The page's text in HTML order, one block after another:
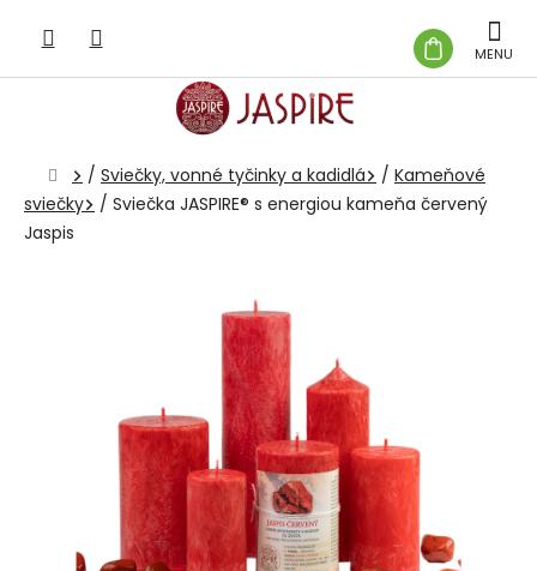
obsah
KOŠÍK
Domov
/ Sviečky, vonné tyčinky a kadidlá / Kameňové
sviečky
/ Sviečka JASPIRE® s energiou kameňa červený
Jaspis